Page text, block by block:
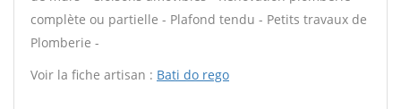
complète ou partielle - Plafond tendu - Petits travaux de
Plomberie -
Voir la fiche artisan : Bati do rego